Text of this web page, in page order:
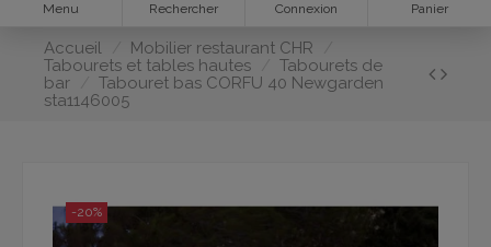
Menu Rechercher Connexion Panier
Accueil
Mobilier restaurant CHR
Tabourets et tables hautes
Tabourets de
bar
Tabouret bas CORFU 40 Newgarden
sta1146005
-20%